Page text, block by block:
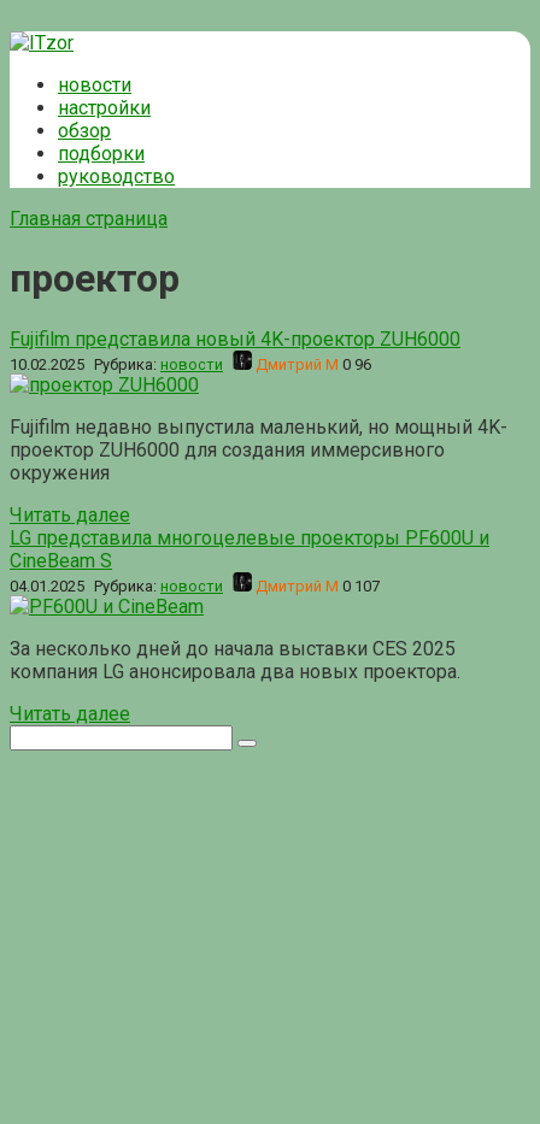
Перейти
контентуновости
настройки
обзор
подборки
руководство
Главная страница
проектор
Fujifilm представила новый 4K-проектор ZUH6000
10.02.2025 Рубрика: новости Дмитрий М 0 96
Fujifilm недавно выпустила маленький, но мощный 4K-
проектор ZUH6000 для создания иммерсивного
окружения
Читать далее
LG представила многоцелевые проекторы PF600U и
CineBeam S
04.01.2025 Рубрика: новости Дмитрий М 0 107
За несколько дней до начала выставки CES 2025
компания LG анонсировала два новых проектора.
Читать далее